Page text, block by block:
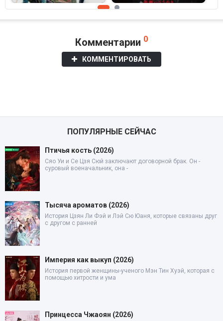
Комментарии 0
КОММЕНТИРОВАТЬ
ПОПУЛЯРНЫЕ СЕЙЧАС
Птичья кость (2026)
Сяо Уи и Се Цзя Сюй заключают договорной брак. Он -
суровый военачальник, она -
Тысяча ароматов (2026)
История Цзян Ли Фэй и Лэй Сю Юаня, которые связаны друг
с другом с ранней
Империя как выкуп (2026)
История первой женщины-ученого Мэн Тин Хуэй, которая с
помощью хитрости и ума
Принцесса Чжаоян (2026)